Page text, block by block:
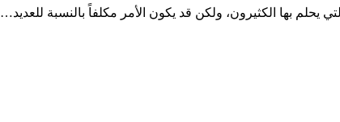
يحلم بها الكثيرون، ولكن قد يكون الأمر مكلفاً بالنسبة للعديد…